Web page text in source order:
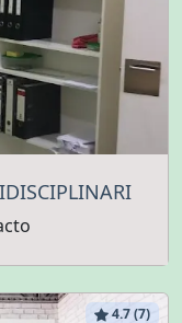
4.7 (7)